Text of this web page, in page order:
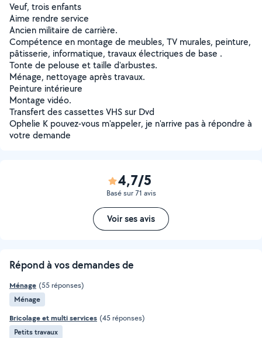
Veuf, trois enfants
Aime rendre service
Ancien militaire de carrière.
Compétence en montage de meubles, TV murales, peinture,
pâtisserie, informatique, travaux électriques de base .
Tonte de pelouse et taille d'arbustes.
Ménage, nettoyage après travaux.
Peinture intérieure
Montage vidéo.
Transfert des cassettes VHS sur Dvd
Ophelie K pouvez-vous m'appeler, je n'arrive pas à répondre à
votre demande
4,7/5
Basé sur 71 avis
Voir ses avis
Répond à vos demandes de
Ménage (55 réponses)
Ménage
Bricolage et multi services (45 réponses)
Petits travaux